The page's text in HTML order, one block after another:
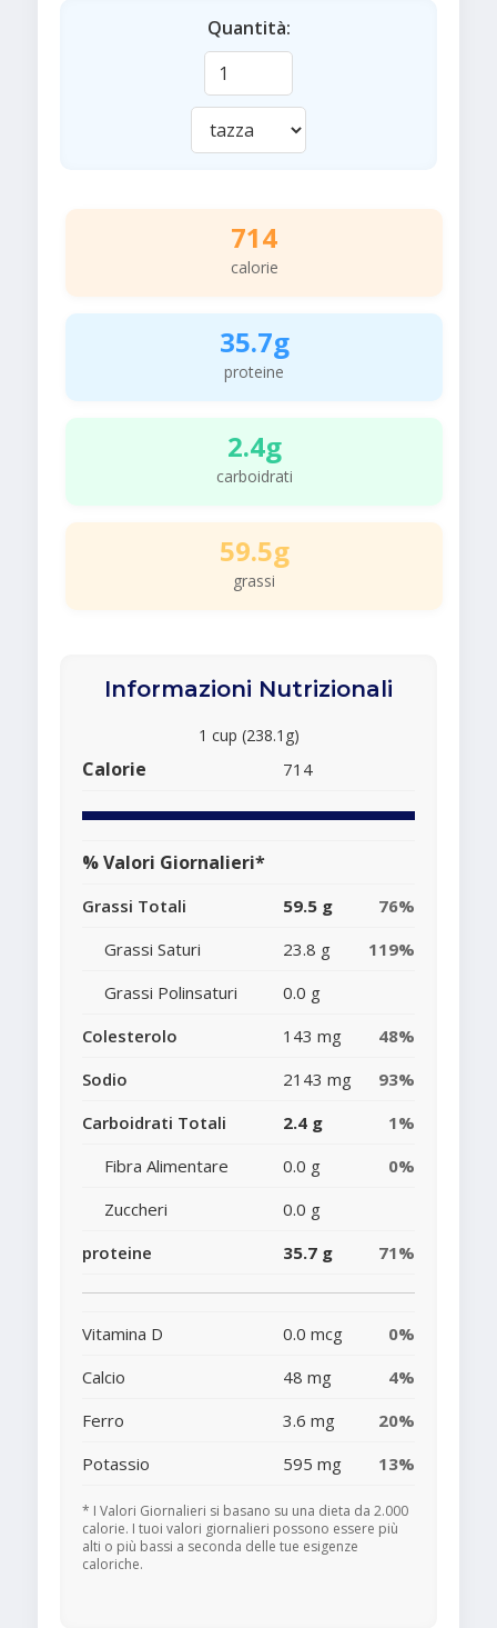
Quantità:
714
calorie
35.7g
proteine
2.4g
carboidrati
59.5g
grassi
Informazioni Nutrizionali
1 cup (238.1g)
Calorie 714
% Valori Giornalieri*
Grassi Totali 59.5 g
76%
Grassi Saturi
23.8 g
119%
Grassi Polinsaturi
0.0 g
Colesterolo
143 mg
48%
Sodio
2143 mg
93%
Carboidrati Totali
2.4 g
1%
Fibra Alimentare
0.0 g
0%
Zuccheri
0.0 g
proteine
35.7 g 71%
Vitamina D 0.0 mcg
0%
Calcio
48 mg
4%
Ferro
3.6 mg
20%
Potassio
595 mg 13%
* I Valori Giornalieri si basano su una dieta da 2.000
calorie. I tuoi valori giornalieri possono essere più
alti o più bassi a seconda delle tue esigenze
caloriche.